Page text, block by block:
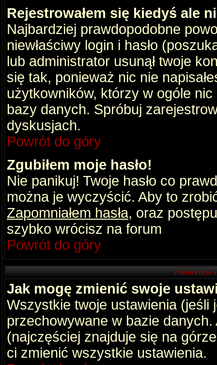
Rejestrowałem się kiedyś ale
Najbardziej prawdopodobne
niewłaściwy login i hasło
lub administrator usunął twoje
się tak, ponieważ nic nie
użytkowników, którzy w ogóle
bazy danych. Spróbuj
dyskusjach.
Powrót do góry
Zgubiłem moje hasło!
Nie panikuj! Twoje hasło co
można je wyczyścić. Aby to
Zapomniałem hasła, oraz
szybko wrócisz na forum
Powrót do góry
Preferencje
Jak mogę zmienić swoje
Wszystkie twoje ustawienia (jeśli
przechowywane w bazie
(najczęściej znajduje się na
ci zmienić wszystkie ustawienia.